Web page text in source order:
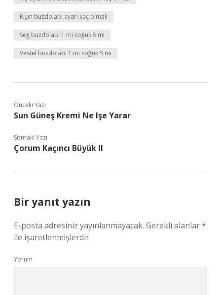
Kışın buzdolabı ayarı kaç olmalı
Seg buzdolabı 1 mi soğuk 5 mi
Vestel buzdolabı 1 mi soğuk 5 mi
Önceki Yazı
Sun Güneş Kremi Ne Işe Yarar
Sonraki Yazı
Çorum Kaçıncı Büyük Il
Bir yanıt yazın
E-posta adresiniz yayınlanmayacak. Gerekli alanlar*
ile işaretlenmişlerdir
Yorum